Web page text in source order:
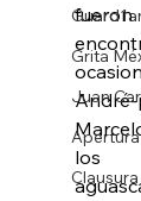
Grita
Juan
los